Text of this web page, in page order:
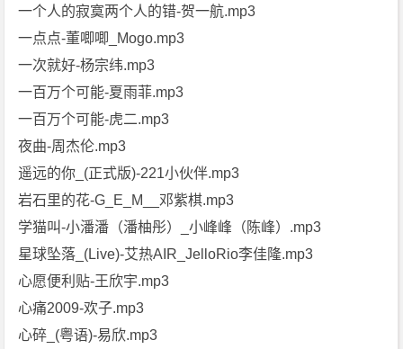
一个人的寂寞两个人的错-贺一航.mp3
一点点-董唧唧_Mogo.mp3
一次就好-杨宗纬.mp3
一百万个可能-夏雨菲.mp3
一百万个可能-虎二.mp3
夜曲-周杰伦.mp3
遥远的你_(正式版)-221小伙伴.mp3
岩石里的花-G_E_M__邓紫棋.mp3
学猫叫-小潘潘（潘柚彤）_小峰峰（陈峰）.mp3
星球坠落_(Live)-艾热AIR_JelloRio李佳隆.mp3
心愿便利贴-王欣宇.mp3
心痛2009-欢子.mp3
心碎_(粤语)-易欣.mp3